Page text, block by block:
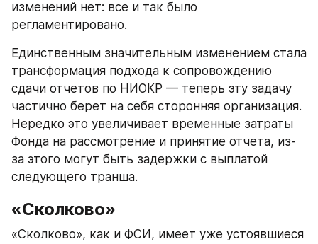
изменений нет: все и так было
регламентировано.
Единственным значительным изменением стала
трансформация подхода к сопровождению
сдачи отчетов по НИОКР — теперь эту задачу
частично берет на себя сторонняя организация.
Нередко это увеличивает временные затраты
Фонда на рассмотрение и принятие отчета, из-
за этого могут быть задержки с выплатой
следующего транша.
«Сколково»
«Сколково», как и ФСИ, имеет уже устоявшиеся